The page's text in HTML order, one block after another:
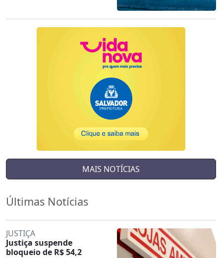
MAIS NOTÍCIAS
Últimas Notícias
JUSTIÇA
Justiça suspende
bloqueio de R$ 54,2